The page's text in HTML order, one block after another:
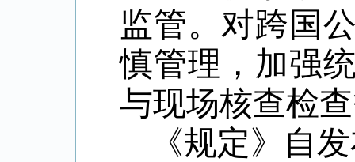
监管。对跨国
慎管理，加强
与现场核查检
《规定》自